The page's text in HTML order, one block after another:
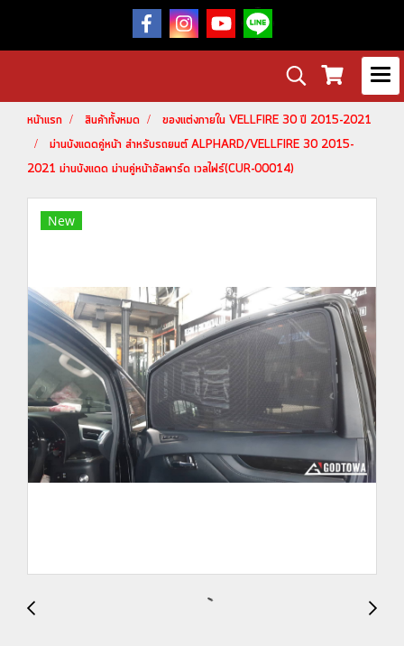
หน้าแรก สินค้าทั้งหมด
ของแต่งภายใน VELLFIRE 30 ปี 2015-2021
ม่านบังแดดคู่หน้า สำหรับรถยนต์ ALPHARD/VELLFIRE 30 2015-
2021 ม่านบังแดด ม่านคู่หน้าอัลพาร์ด เวลไฟร์(CUR-00014)
New